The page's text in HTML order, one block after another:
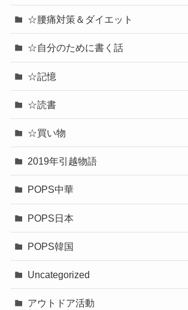
☆腰痛対策＆ダイエット
☆自分のために書く話
☆記憶
☆読書
☆買い物
2019年引越物語
POPS中華
POPS日本
POPS韓国
Uncategorized
アウトドア活動